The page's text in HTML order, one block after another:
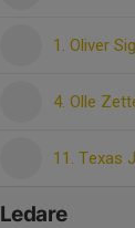
1. Oliver
4. Olle
11. Texas
Ledare